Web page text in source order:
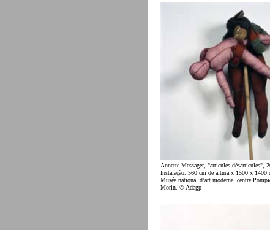
Annette Messager, "articulés-désarticulés",
Instalação. 560 cm de altura x 1500 x 1400
Musée national d’art moderne, centre
Morin. © Adagp